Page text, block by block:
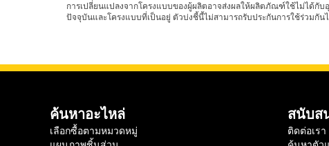
การเปลี่ยนแปลงจากโครงแบบของผู้ผลิตอาจส่งผลให้ผลิตภัณฑ์ใช้ไม่ได้
ปัจจุบันและโครงแบบที่เป็นอยู่ ตัวบ่งชี้นี้ไม่สามารถรับประกันการใช้ร่วมกั
ค้นหาอะไหล่
เลือกซื้อตามหมวดหมู่
สนับส
ติดต่อเรา